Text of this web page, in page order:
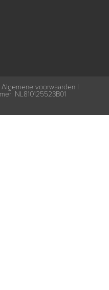
Algemene voorwaarden|
NL810125523B01